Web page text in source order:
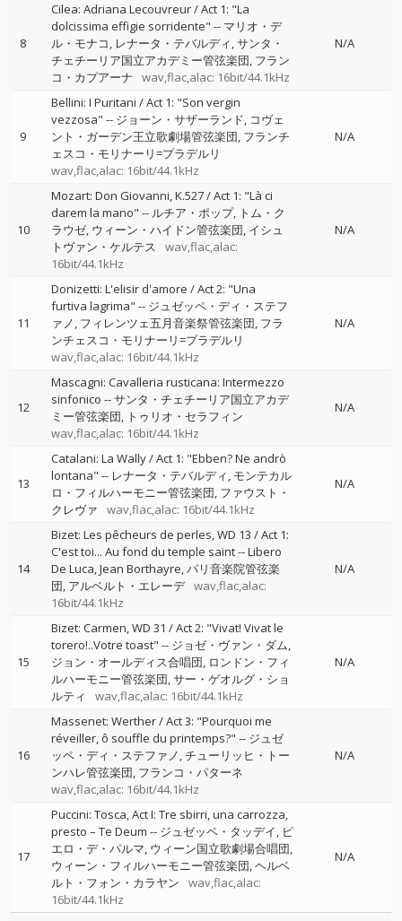
8
Cilea: Adriana Lecouvreur / Act 1: "La
dolcissima effigie sorridente" -- マリオ・デ
ル・モナコ レナータ・テバルディ サンタ・
チェチーリア国立アカデミー管弦楽団 フラン
コ・カプアーナ
wav,flac,alac: 16bit/44.1kHz
N/A
9
Bellini: I Puritani / Act 1: "Son vergin
vezzosa" -- ジョーン・サザーランド コヴェ
ント・ガーデン王立歌劇場管弦楽団 フランチ
ェスコ・モリナーリ=プラデルリ
wav,flac,alac: 16bit/44.1kHz
N/A
10
Mozart: Don Giovanni, K.527 / Act 1: "Là ci
darem la mano" -- ルチア・ポップ トム・ク
ラウゼ ウィーン・ハイドン管弦楽団 イシュ
トヴァン・ケルテス
wav,flac,alac:
16bit/44.1kHz
N/A
11
Donizetti: L'elisir d'amore / Act 2: "Una
furtiva lagrima" -- ジュゼッペ・ディ・ステフ
ァノ フィレンツェ五月音楽祭管弦楽団 フラ
ンチェスコ・モリナーリ=プラデルリ
wav,flac,alac: 16bit/44.1kHz
N/A
12
Mascagni: Cavalleria rusticana: Intermezzo
sinfonico --サンタ・チェチーリア国立アカデ
ミー管弦楽団
トゥリオ・セラフィン
wav,flac,alac: 16bit/44.1kHz
N/A
13
Catalani: La Wally / Act 1: "Ebben? Ne andrò
lontana" -- レナータ・テバルディ モンテカル
ロ・フィルハーモニー管弦楽団 ファウスト・
クレヴァ
wav,flac,alac: 16bit/44.1kHz
N/A
14
Bizet: Les pêcheurs de perles, WD 13 / Act 1:
C'est toi... Au fond du temple saint--Libero
De Luca Jean Borthayre パリ音楽院管弦楽
団 アルベルト・エレーデ wav,flac,alac:
16bit/44.1kHz
N/A
15
Bizet: Carmen, WD 31 / Act 2: "Vivat! Vivat le
torero!..Votre toast" -- ジョゼ・ヴァン・ダム
ジョン・オールディス合唱団 ロンドン・フィ
ルハーモニー管弦楽団 サー・ゲオルグ・ショ
ルティ
wav,flac,alac: 16bit/44.1kHz
N/A
16
Massenet: Werther / Act 3: "Pourquoi me
réveiller, ô souffle du printemps?" -- ジュゼ
ッペ・ディ・ステファノ チューリッヒ・トー
ンハレ管弦楽団 フランコ・パターネ
wav,flac,alac: 16bit/44.1kHz
N/A
17
Puccini: Tosca, Act I: Tre sbirri, una carrozza,
presto – Te Deum -- ジュゼッペ・タッデイ ピ
エロ・デ・パルマ ウィーン国立歌劇場合唱団
ウィーン・フィルハーモニー管弦楽団 ヘルベ
ルト・フォン・カラヤン
wav,flac,alac:
16bit/44.1kHz
N/A